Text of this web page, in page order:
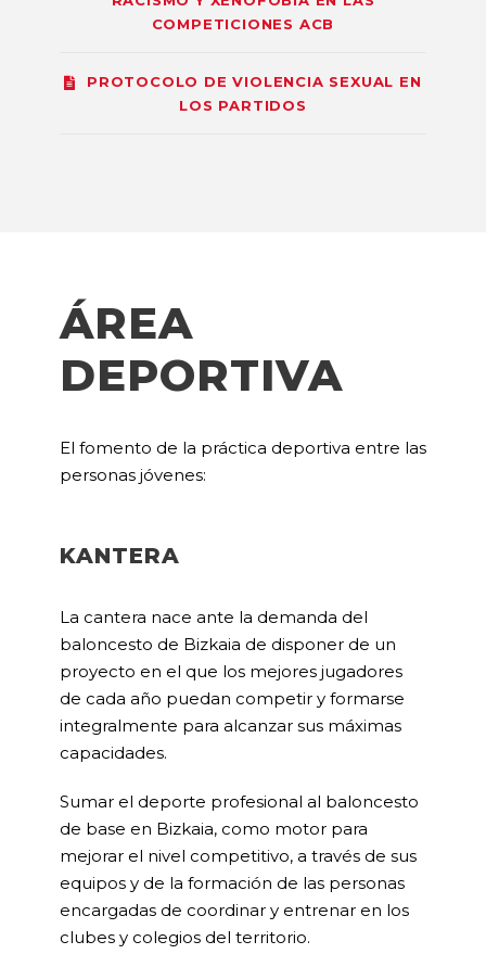
COMPETICIONES ACB
PROTOCOLO DE VIOLENCIA SEXUAL EN
LOS PARTIDOS
ÁREA
DEPORTIVA
El fomento de la práctica deportiva entre las
personas jóvenes:
KANTERA
La cantera nace ante la demanda del
baloncesto de Bizkaia de disponer de un
proyecto en el que los mejores jugadores
de cada año puedan competir y formarse
integralmente para alcanzar sus máximas
capacidades.
Sumar el deporte profesional al baloncesto
de base en Bizkaia, como motor para
mejorar el nivel competitivo, a través de sus
equipos y de la formación de las personas
encargadas de coordinar y entrenar en los
clubes y colegios del territorio.